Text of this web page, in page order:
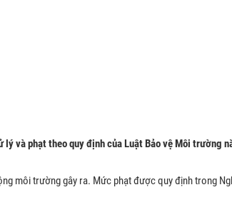
và phạt theo quy định của Luật Bảo vệ Môi trường
môi trường gây ra. Mức phạt được quy định trong